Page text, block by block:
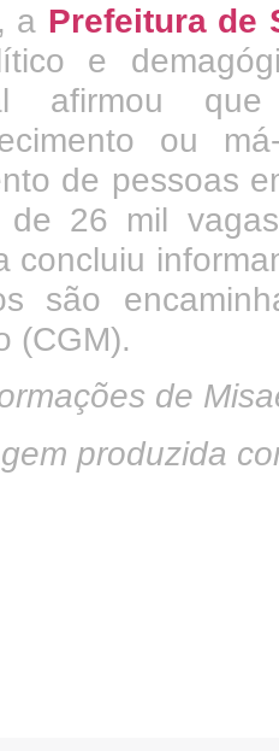
a Prefeitura de
e
afirmou
ou
de pessoas
de 26 mil
concluiu
são
(CGM).
de
produzida